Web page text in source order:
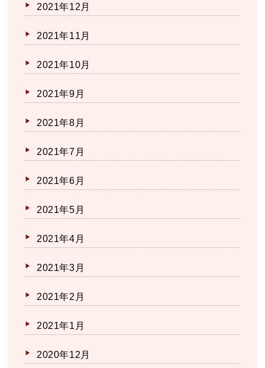
2021年12月
2021年11月
2021年10月
2021年9月
2021年8月
2021年7月
2021年6月
2021年5月
2021年4月
2021年3月
2021年2月
2021年1月
2020年12月